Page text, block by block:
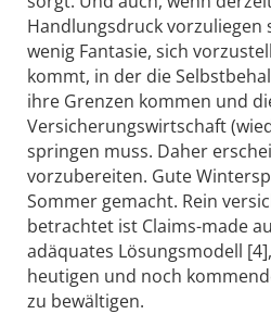
Handlungsdruck vorzuliegen
wenig Fantasie, sich
kommt, in der die
ihre Grenzen kommen und
Versicherungswirtschaft
springen muss. Daher
vorzubereiten. Gute
Sommer gemacht. Rein
betrachtet ist Claims-made
adäquates Lösungsmodell
heutigen und noch
zu bewältigen.